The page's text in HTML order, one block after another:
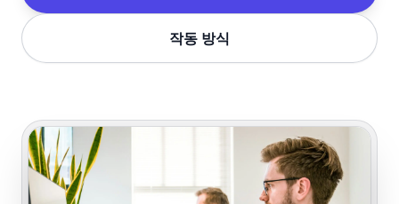
작동 방식